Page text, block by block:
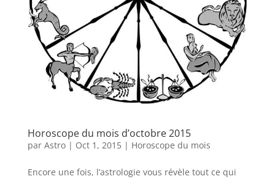
Horoscope du mois d’octobre 2015
par Astro| Oct 1, 2015| Horoscope du mois
Encore une fois, l’astrologie vous révèle tout ce qui